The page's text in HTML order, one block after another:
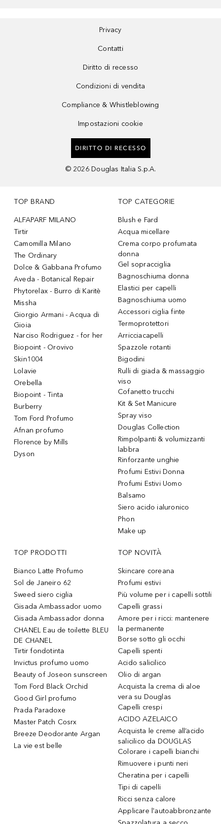
Privacy
Contatti
Diritto di recesso
Condizioni di vendita
Compliance & Whistleblowing
Impostazioni cookie
DIRITTO DI RECESSO
© 2026 Douglas Italia S.p.A.
TOP BRAND
ALFAPARF MILANO
Tirtir
Camomilla Milano
The Ordinary
Dolce & Gabbana Profumo
Aveda - Botanical Repair
Phytorelax - Burro di Karitè
Missha
Giorgio Armani - Acqua di
Gioia
Narciso Rodriguez - for her
Biopoint - Orovivo
Skin1004
Lolavie
Orebella
Biopoint - Tinta
Burberry
Tom Ford Profumo
Afnan profumo
Florence by Mills
Dyson
TOP CATEGORIE
Blush e Fard
Acqua micellare
Crema corpo profumata
donna
Gel sopracciglia
Bagnoschiuma donna
Elastici per capelli
Bagnoschiuma uomo
Accessori ciglia finte
Termoprotettori
Arricciacapelli
Spazzole rotanti
Bigodini
Rulli di giada & massaggio
viso
Cofanetto trucchi
Kit & Set Manicure
Spray viso
Douglas Collection
Rimpolpanti & volumizzanti
labbra
Rinforzante unghie
Profumi Estivi Donna
Profumi Estivi Uomo
Balsamo
Siero acido ialuronico
Phon
Make up
TOP PRODOTTI
Bianco Latte Profumo
Sol de Janeiro 62
Sweed siero ciglia
Gisada Ambassador uomo
Gisada Ambassador donna
CHANEL Eau de toilette BLEU
DE CHANEL
Tirtir fondotinta
Invictus profumo uomo
Beauty of Joseon sunscreen
Tom Ford Black Orchid
Good Girl profumo
Prada Paradoxe
Master Patch Cosrx
Breeze Deodorante Argan
La vie est belle
TOP NOVITÀ
Skincare coreana
Profumi estivi
Più volume per i capelli sottili
Capelli grassi
Amore per i ricci: mantenere
la permanente
Borse sotto gli occhi
Capelli spenti
Acido salicilico
Olio di argan
Acquista la crema di aloe
vera su Douglas
Capelli crespi
ACIDO AZELAICO
Acquista le creme all’acido
salicilico da DOUGLAS
Colorare i capelli bianchi
Rimuovere i punti neri
Cheratina per i capelli
Tipi di capelli
Ricci senza calore
Applicare l'autoabbronzante